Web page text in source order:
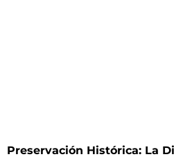
Preservación Histórica: La